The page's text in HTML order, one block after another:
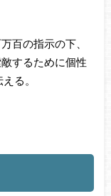
百の指示の下、
するために個性
る。